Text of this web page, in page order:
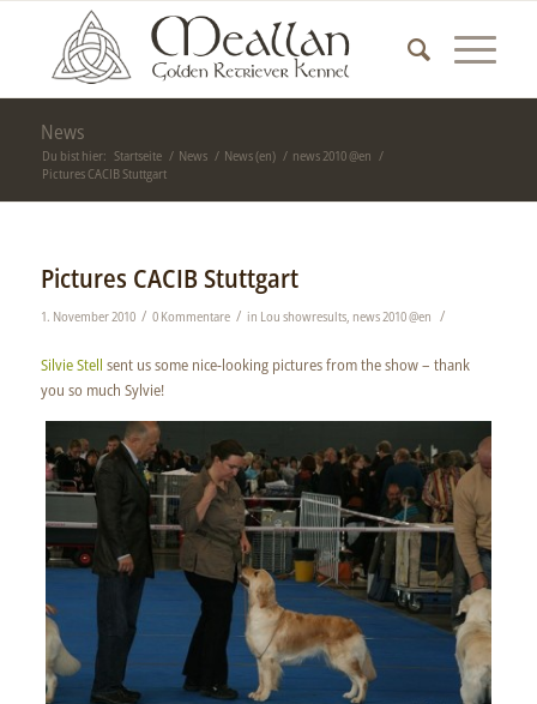
News
Du bist hier: Startseite / News / News (en) / news 2010 @en /
Pictures CACIB Stuttgart
Pictures CACIB Stuttgart
1. November 2010 / 0 Kommentare / in Lou showresults, news 2010 @en /
Silvie Stell sent us some nice-looking pictures from the show – thank
you so much Sylvie!